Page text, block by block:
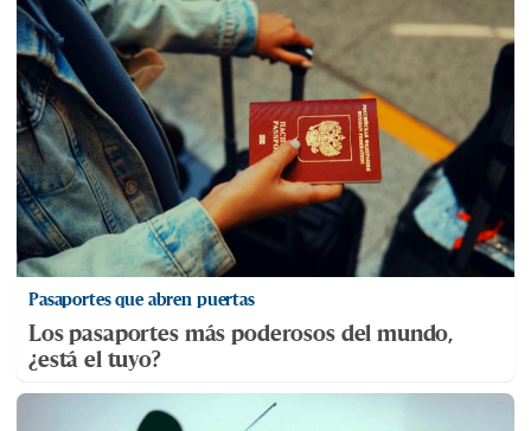
Pasaportes que abren puertas
Los pasaportes más poderosos del mundo,
¿está el tuyo?